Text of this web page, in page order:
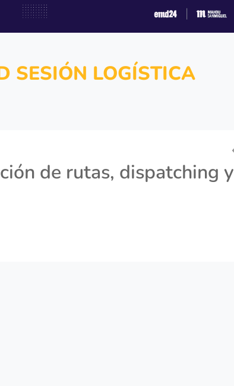
SESIÓN LOGÍSTICA
de rutas, dispatching y